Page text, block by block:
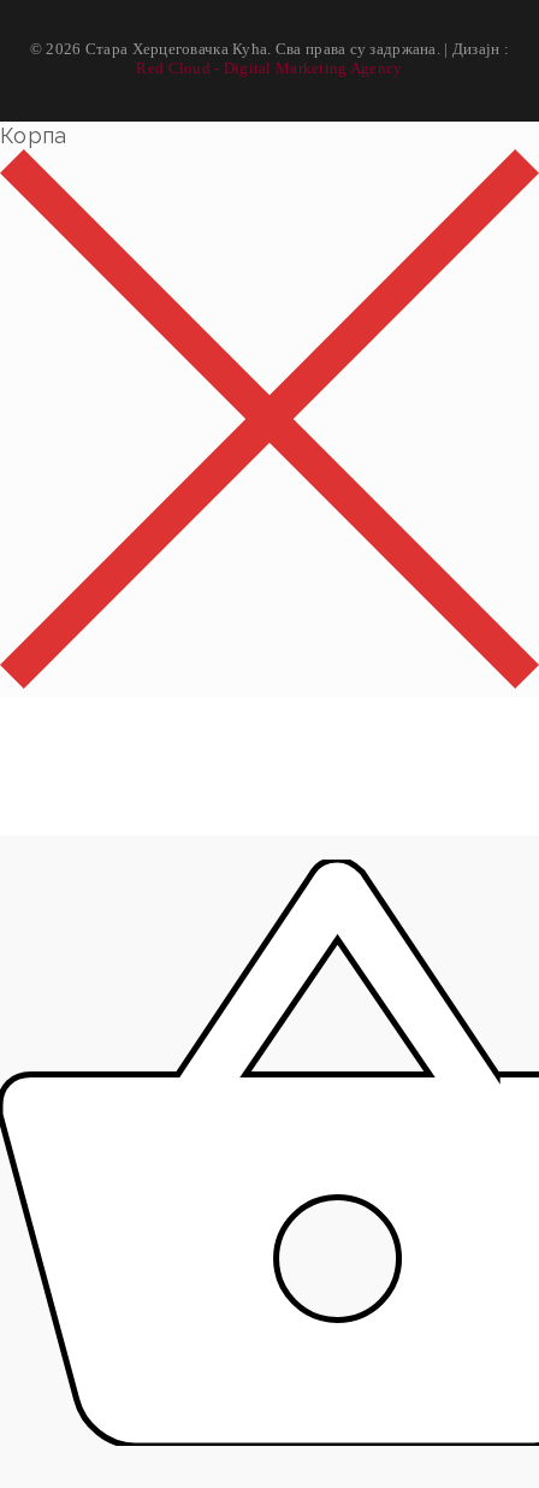
© 2026 Стара Херцеговачка Кућа. Сва права су задржана. | Дизајн :
Red Cloud - Digital Marketing Agency
Корпа